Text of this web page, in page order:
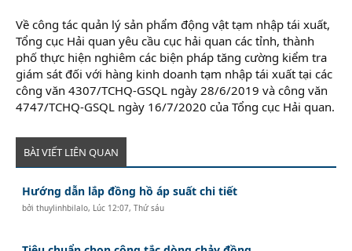
Về công tác quản lý sản phẩm động vật tạm nhập tái xuất,
Tổng cục Hải quan yêu cầu cục hải quan các tỉnh, thành
phố thực hiện nghiêm các biện pháp tăng cường kiểm tra
giám sát đối với hàng kinh doanh tạm nhập tái xuất tại các
công văn 4307/TCHQ-GSQL ngày 28/6/2019 và công văn
4747/TCHQ-GSQL ngày 16/7/2020 của Tổng cục Hải quan.
BÀI VIẾT LIÊN QUAN
Hướng dẫn lắp đồng hồ áp suất chi tiết
bởithuylinhbilalo, Lúc 12:07, Thứ sáu